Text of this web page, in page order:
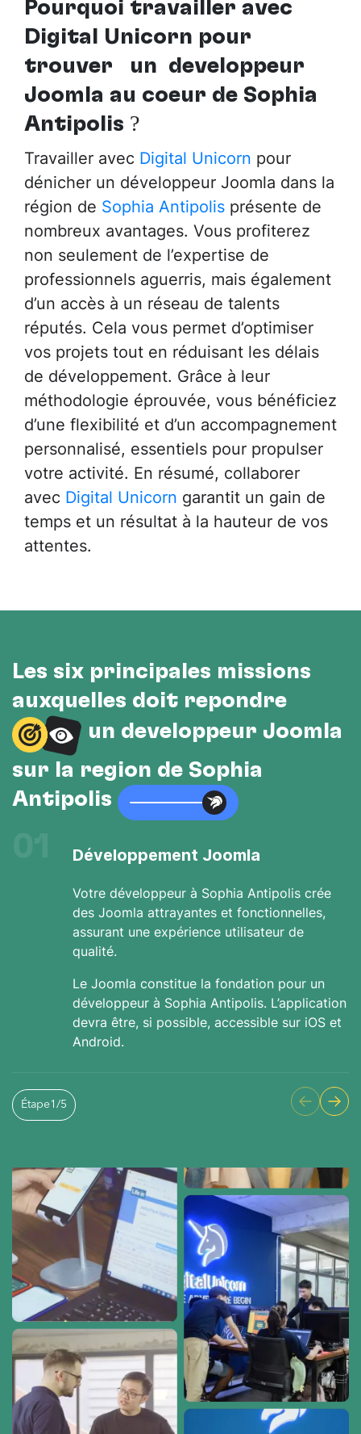
Pourquoi travailler avec
Digital Unicorn pour
trouver
un développeur
Joomla au cœur de Sophia
Antipolis ?
Travailler avec Digital Unicorn pour
dénicher un développeur Joomla dans la
région de Sophia Antipolis présente de
nombreux avantages. Vous profiterez
non seulement de l’expertise de
professionnels aguerris, mais également
d’un accès à un réseau de talents
réputés. Cela vous permet d’optimiser
vos projets tout en réduisant les délais
de développement. Grâce à leur
méthodologie éprouvée, vous bénéficiez
d’une flexibilité et d’un accompagnement
personnalisé, essentiels pour propulser
votre activité. En résumé, collaborer
avec Digital Unicorn garantit un gain de
temps et un résultat à la hauteur de vos
attentes.
Les six principales missions
auxquelles doit répondre
un développeur Joomla
sur la région de Sophia
Antipolis
Développement Joomla
Votre développeur à Sophia Antipolis crée
des Joomla attrayantes et fonctionnelles,
assurant une expérience utilisateur de
qualité.
Le Joomla constitue la fondation pour un
développeur à Sophia Antipolis. L’application
devra être, si possible, accessible sur iOS et
Android.
Étape1 /5